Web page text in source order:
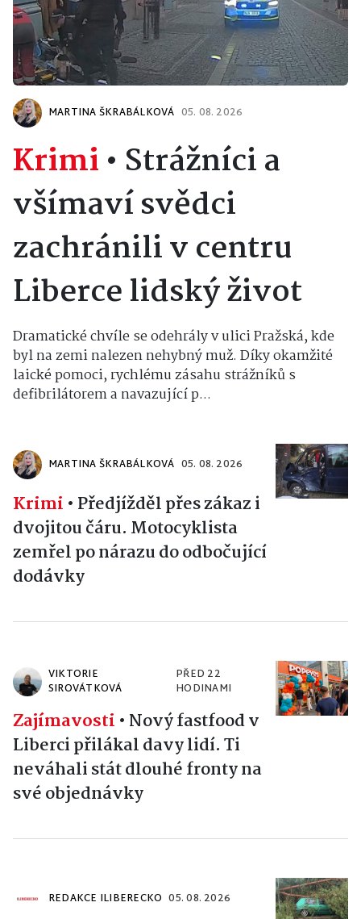
MARTINA ŠKRABÁLKOVÁ 05. 08. 2026
Krimi• Strážníci a
všímaví svědci
zachránili v centru
Liberce lidský život
Dramatické chvíle se odehrály v ulici Pražská, kde
byl na zemi nalezen nehybný muž. Díky okamžité
laické pomoci, rychlému zásahu strážníků s
defibrilátorem a navazující p...
MARTINA ŠKRABÁLKOVÁ 05. 08. 2026
Krimi • Předjížděl přes zákaz i
dvojitou čáru. Motocyklista
zemřel po nárazu do odbočující
dodávky
VIKTORIE
SIROVÁTKOVÁ
PŘED 22
HODINAMI
Zajímavosti • Nový fastfood v
Liberci přilákal davy lidí. Ti
neváhali stát dlouhé fronty na
své objednávky
REDAKCE ILIBERECKO 05. 08. 2026